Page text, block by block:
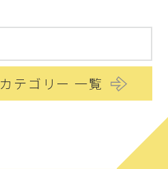
カテゴリー 一覧